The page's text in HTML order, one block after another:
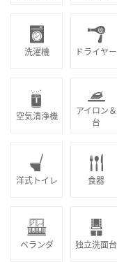
洗濯機 ドライヤー
空気清浄機
アイロン＆
台
洋式トイレ 食器
ベランダ 独立洗面台